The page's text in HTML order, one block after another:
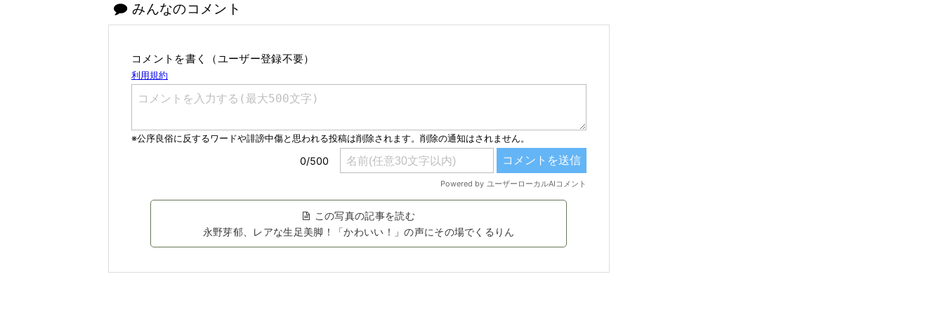
みんなのコメント
コメントを書く（ユーザー登録不要）
この写真の記事を読む
永野芽郁、レアな生足美脚！「かわいい！」の声にその場でくるりん